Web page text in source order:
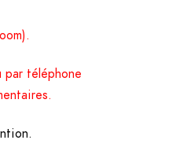
par téléphone